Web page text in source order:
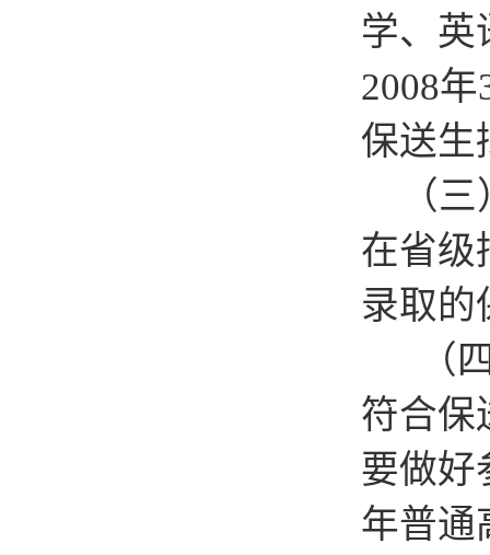
学、英
2008
保送生
（三
在省级
录取的
（四
符合保
要做好
年普通